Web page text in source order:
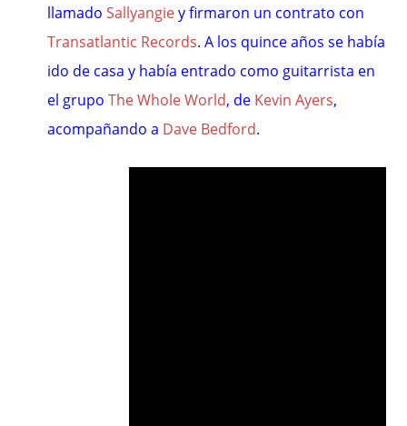
llamado Sallyangiey firmaron un contrato con
Transatlantic Records. A los quince años se había
ido de casa y había entrado como guitarrista en
el grupoThe Whole World, de Kevin Ayers,
acompañando a Dave Bedford.